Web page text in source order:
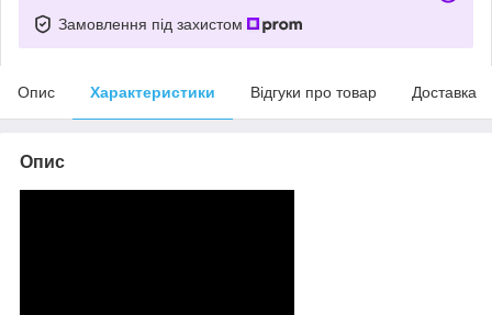
Замовлення під захистом
Опис Характеристики Відгуки про товар Доставка
Опис